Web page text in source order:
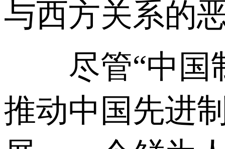
与西方关系的
尽管“中国制
推动中国先进